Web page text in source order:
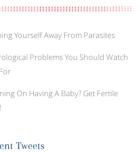
Yourself Away From Parasites
Problems You Should Watch
On Having A Baby? Get Fertile
Tweets